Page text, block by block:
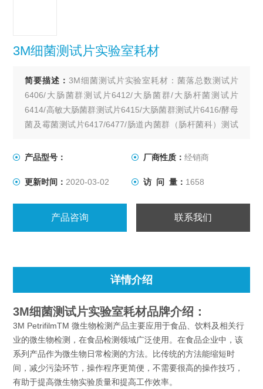
3M细菌测试片实验室耗材
简要描述：3M细菌测试片实验室耗材：菌落总数测试片
6406/大肠菌群测试片6412/大肠菌群/大肠杆菌测试片
6414/高敏大肠菌群测试片6415/大肠菌群测试片6416/酵母
菌及霉菌测试片6417/6477/肠道内菌群（肠杆菌科）测试
菌测试片6448/金黄色葡萄球菌测试片6491。
产品型号： 厂商性质： 经销商
更新时间： 2020-03-02 访 问 量： 1658
产品咨询 联系我们
详情介绍
3M细菌测试片实验室耗材品牌介绍：
3M PetrifilmTM 微生物检测产品主要应用于食品、饮料及相关行
业的微生物检测，在食品检测领域广泛使用。在食品企业中，该
系列产品作为微生物日常检测的方法。比传统的方法能缩短时
间，减少污染环节，操作程序更简便，不需要很高的操作技巧，
有助于提高微生物实验质量和提高工作效率。